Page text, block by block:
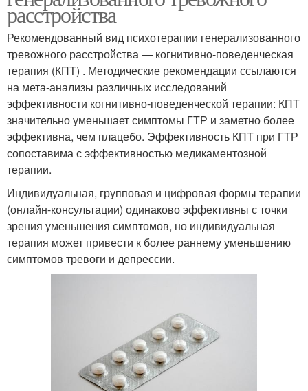
расстройства
Рекомендованный вид психотерапии генерализованного
тревожного расстройства — когнитивно-поведенческая
терапия (КПТ) . Методические рекомендации ссылаются
на мета-анализы различных исследований
эффективности когнитивно-поведенческой терапии: КПТ
значительно уменьшает симптомы ГТР и заметно более
эффективна, чем плацебо. Эффективность КПТ при ГТР
сопоставима с эффективностью медикаментозной
терапии.
Индивидуальная, групповая и цифровая формы терапии
(онлайн-консультации) одинаково эффективны с точки
зрения уменьшения симптомов, но индивидуальная
терапия может привести к более раннему уменьшению
симптомов тревоги и депрессии.